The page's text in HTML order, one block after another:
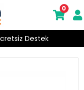
Destek
0